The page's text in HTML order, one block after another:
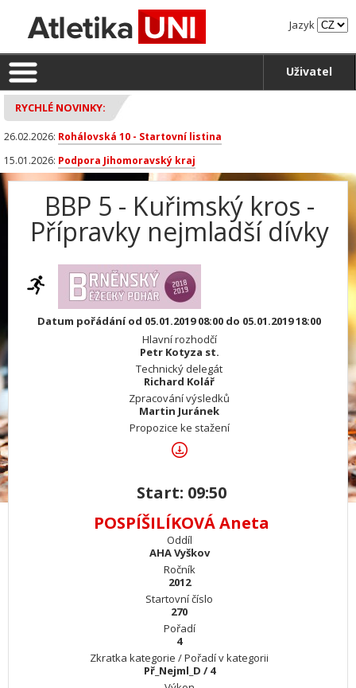
Jazyk
Uživatel
RYCHLÉ NOVINKY:
26.02.2026: Rohálovská 10 - Startovní listina
15.01.2026: Podpora Jihomoravský kraj
BBP 5 - Kuřimský kros -
Přípravky nejmladší dívky
Datum pořádání od 05.01.2019 08:00 do 05.01.2019 18:00
Hlavní rozhodčí
Petr Kotyza st.
Technický delegát
Richard Kolář
Zpracování výsledků
Martin Juránek
Propozice ke stažení
Start: 09:50
POSPÍŠILÍKOVÁ Aneta
Oddíl
AHA Vyškov
Ročník
2012
Startovní číslo
270
Pořadí
4
Zkratka kategorie / Pořadí v kategorii
Př_Nejml_D / 4